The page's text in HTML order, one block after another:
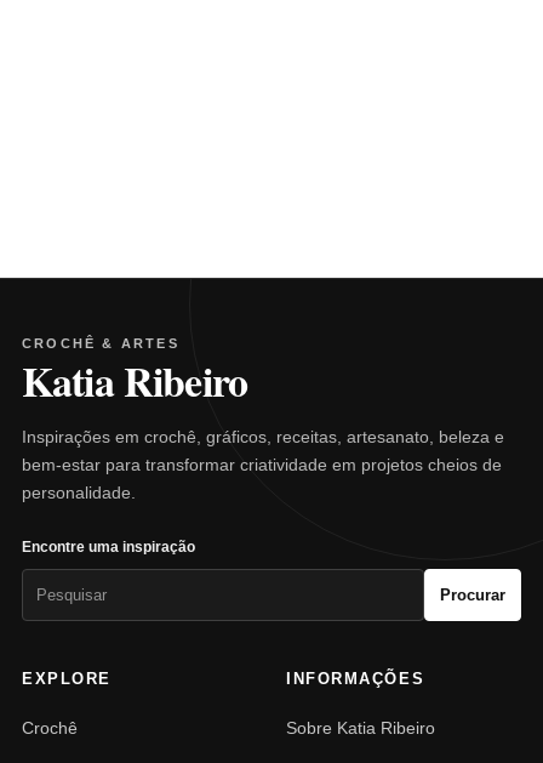
CROCHÊ & ARTES
Katia Ribeiro
Inspirações em crochê, gráficos, receitas, artesanato, beleza e
bem-estar para transformar criatividade em projetos cheios de
personalidade.
Encontre uma inspiração
Procurar
EXPLORE
Crochê
INFORMAÇÕES
Sobre Katia Ribeiro